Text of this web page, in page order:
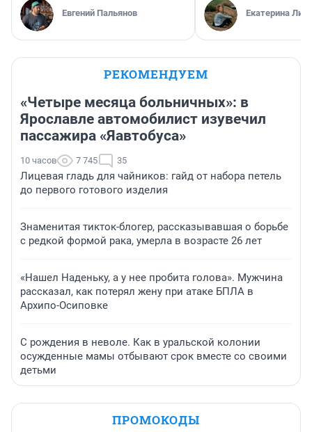
Евгений Пальянов Екатерина
РЕКОМЕНДУЕМ
«Четыре месяца больничных»: в
Ярославле автомобилист изувечил
пассажира «Яавтобуса»
10 часов 7 745 35
Лицевая гладь для чайников: гайд от набора петель
до первого готового изделия
Знаменитая тикток-блогер, рассказывавшая о борьбе
с редкой формой рака, умерла в возрасте 26 лет
«Нашел Наденьку, а у нее пробита голова». Мужчина
рассказал, как потерял жену при атаке БПЛА в
Архипо-Осиповке
С рождения в неволе. Как в уральской колонии
осужденные мамы отбывают срок вместе со своими
детьми
ПРОМОКОДЫ